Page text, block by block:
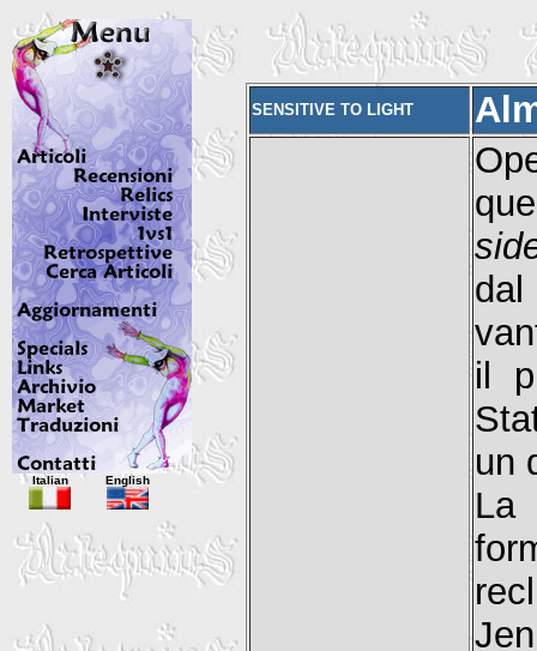
SENSITIVE TO LIGHT
dal
il
un
La
Italian English